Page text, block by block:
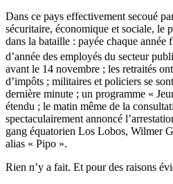
Dans ce pays effectivement secoué
sécuritaire, économique et sociale, le
dans la bataille : payée chaque
d’année des employés du secteur
avant le 14 novembre ; les retraités
d’impôts ; militaires et policiers se
dernière minute ; un programme «
étendu ; le matin même de la
spectaculairement annoncé
gang équatorien Los Lobos, Wilmer
alias « Pipo ».
Rien n’y a fait. Et pour des raisons